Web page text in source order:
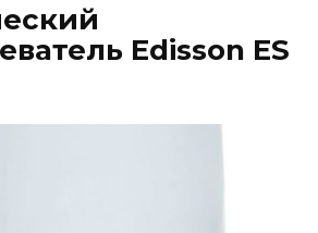
Edisson ES